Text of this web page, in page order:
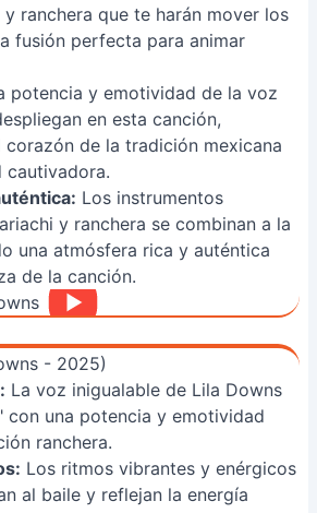
ranchera que te harán mover los
fusión perfecta para animar
potencia y emotividad de la voz
en esta canción,
de la tradición mexicana
cautivadora.
Los instrumentos
y ranchera se combinan a la
una atmósfera rica y auténtica
de la canción.
- 2025)
La voz inigualable de Lila Downs
con una potencia y emotividad
ranchera.
Los ritmos vibrantes y enérgicos
al baile y reflejan la energía